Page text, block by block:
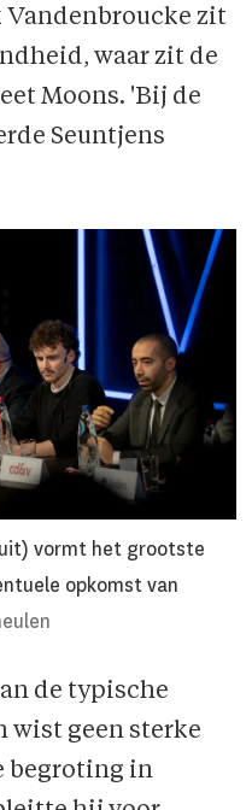
Vandenbroucke zit
waar zit de
Moons. 'Bij de
Seuntjens
vormt het grootste
opkomst van
de typische
wist geen sterke
begroting in